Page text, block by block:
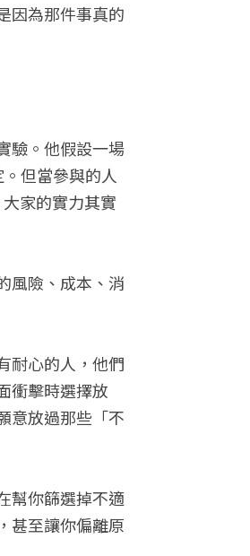
因為那件事真的
驗。他假設一場
但當參與的人
家的實力其實
風險、成本、消
耐心的人，他們
衝擊時選擇放
意放過那些「不
幫你篩選掉不適
甚至讓你偏離原